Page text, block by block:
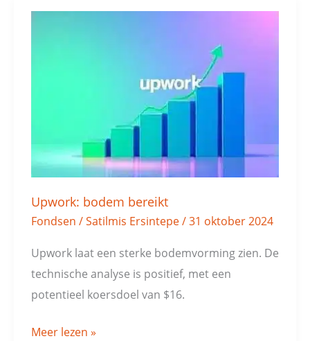
Upwork: bodem bereikt
Fondsen /Satilmis Ersintepe/31 oktober 2024
Upwork laat een sterke bodemvorming zien. De
technische analyse is positief, met een
potentieel koersdoel van $16.
Meer lezen »